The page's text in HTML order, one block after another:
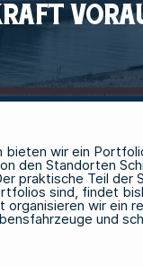
bieten wir ein
den Standorten
praktische Teil der
sind, findet
wir ein
und